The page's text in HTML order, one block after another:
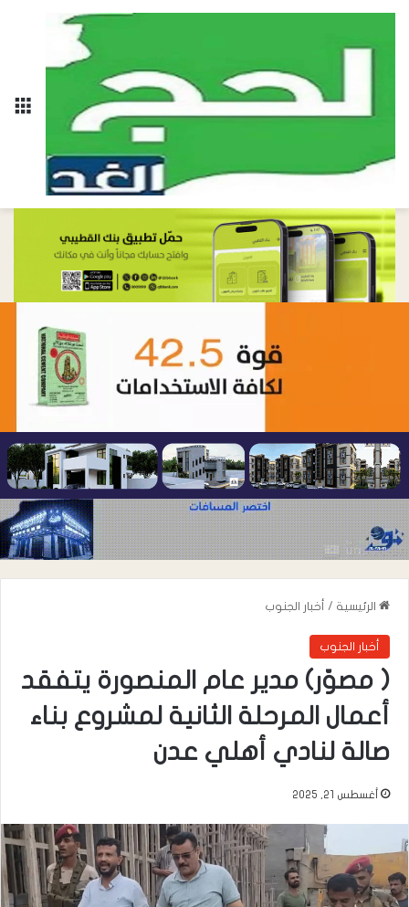
الرئيسية / أخبار الجنوب
أخبار الجنوب
( مصوّر) مدير عام المنصورة يتفقد
أعمال المرحلة الثانية لمشروع بناء
صالة لنادي أهلي عدن
أغسطس 21, 2025